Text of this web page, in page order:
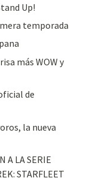
Up!
temporada
más WOW y
de
la nueva
A LA SERIE
STARFLEET